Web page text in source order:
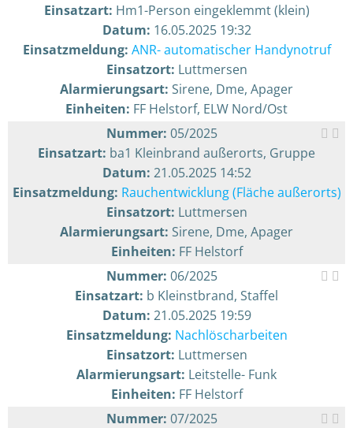
Einsatzart: Hm1-Person eingeklemmt (klein)
Datum: 16.05.2025 19:32
Einsatzmeldung: ANR- automatischer Handynotruf
Einsatzort: Luttmersen
Alarmierungsart: Sirene, Dme, Apager
Einheiten: FF Helstorf, ELW Nord/Ost
Nummer: 05/2025
Einsatzart: ba1 Kleinbrand außerorts, Gruppe
Datum: 21.05.2025 14:52
Einsatzmeldung: Rauchentwicklung (Fläche außerorts)
Einsatzort: Luttmersen
Alarmierungsart: Sirene, Dme, Apager
Einheiten: FF Helstorf
Nummer: 06/2025
Einsatzart: b Kleinstbrand, Staffel
Datum: 21.05.2025 19:59
Einsatzmeldung: Nachlöscharbeiten
Einsatzort: Luttmersen
Alarmierungsart: Leitstelle- Funk
Einheiten: FF Helstorf
Nummer: 07/2025